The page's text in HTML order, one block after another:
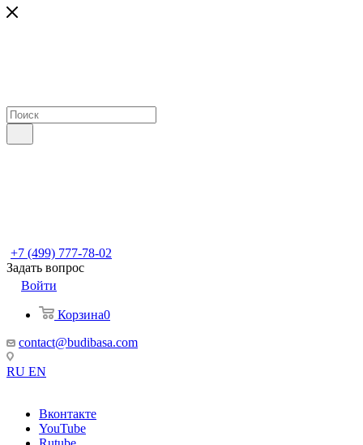
+7 (499) 777-78-02
Задать вопрос
Войти
Корзина0
contact@budibasa.com
RU EN
Вконтакте
YouTube